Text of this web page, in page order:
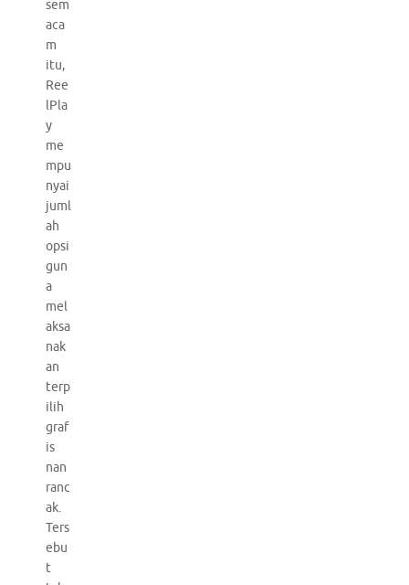
sem
aca
m
itu,
Ree
lPla
y
me
mpu
nyai
juml
ah
opsi
gun
a
mel
aksa
nak
an
terp
ilih
graf
is
nan
ranc
ak.
Ters
ebu
t